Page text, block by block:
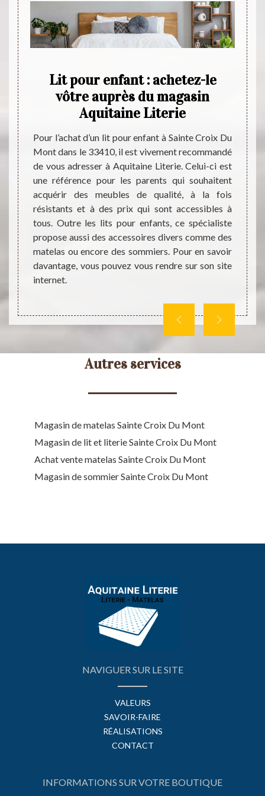
Du
est
à
les
ces
son
Lit pour enfant : achetez-le
vôtre auprès du magasin
Aquitaine Literie
Pour l’achat d’un lit pour enfant à Sainte Croix Du
Mont dans le 33410, il est vivement recommandé
de vous adresser à Aquitaine Literie. Celui-ci est
une référence pour les parents qui souhaitent
acquérir des meubles de qualité, à la fois
résistants et à des prix qui sont accessibles à
tous. Outre les lits pour enfants, ce spécialiste
propose aussi des accessoires divers comme des
matelas ou encore des sommiers. Pour en savoir
davantage, vous pouvez vous rendre sur son site
internet.
Est-
pas
et
Autres services
Magasin de matelas Sainte Croix Du Mont
Magasin de lit et literie Sainte Croix Du Mont
Achat vente matelas Sainte Croix Du Mont
Magasin de sommier Sainte Croix Du Mont
NAVIGUER SUR LE SITE
VALEURS
SAVOIR-FAIRE
RÉALISATIONS
CONTACT
INFORMATIONS SUR VOTRE BOUTIQUE